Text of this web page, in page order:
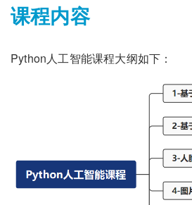
课程内容
Python人工智能课程大纲如下：